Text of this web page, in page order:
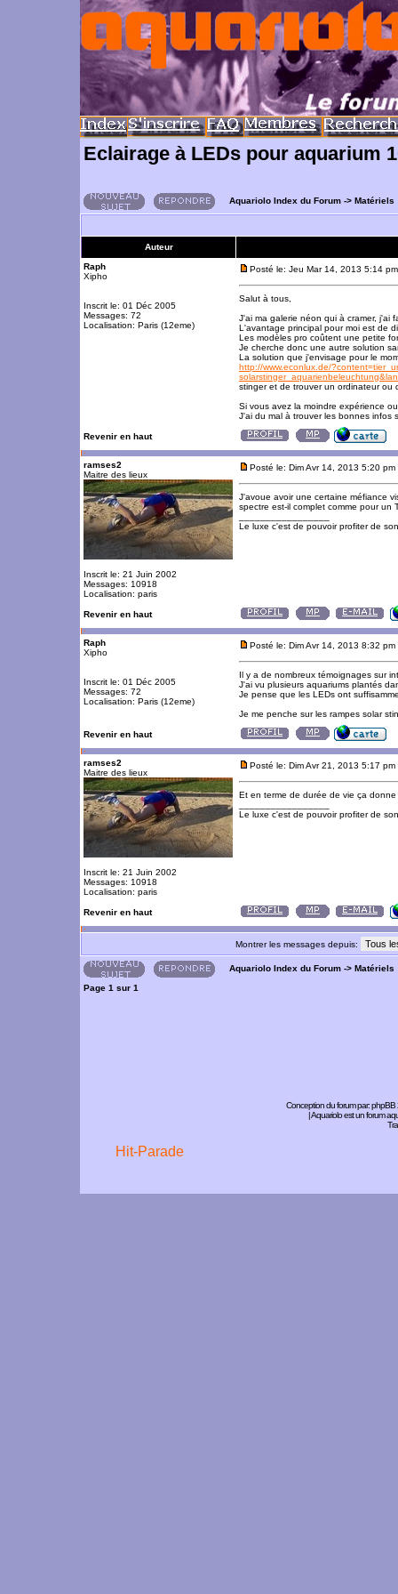
Eclairage à LEDs pour aquarium
Aquariolo Index du Forum -> Matériels
Auteur
Raph
Xipho
Inscrit le: 01 Déc 2005
Messages: 72
Localisation: Paris (12eme)
Posté le: Jeu Mar 14, 2013 5:14 pm
Salut à tous,
J'ai ma galerie néon qui à cramer, j'ai
L'avantage principal pour moi est de
Les modèles pro coûtent une petite
Je cherche donc une autre solution
La solution que j'envisage pour le
http://www.econlux.de/
stinger et de trouver un ordinateur ou
Si vous avez la moindre expérience
J'ai du mal à trouver les bonnes infos
Revenir en haut
ramses2
Maitre des lieux
Inscrit le: 21 Juin 2002
Messages: 10918
Localisation: paris
Posté le: Dim Avr 14, 2013 5:20 pm
J'avoue avoir une certaine méfiance
spectre est-il complet comme pour un
Le luxe c'est de pouvoir profiter de
Revenir en haut
Raph
Xipho
Inscrit le: 01 Déc 2005
Messages: 72
Localisation: Paris (12eme)
Posté le: Dim Avr 14, 2013 8:32 pm
Il y a de nombreux témoignages sur
J'ai vu plusieurs aquariums plantés
Je pense que les LEDs ont
Je me penche sur les rampes solar
Revenir en haut
ramses2
Maitre des lieux
Inscrit le: 21 Juin 2002
Messages: 10918
Localisation: paris
Posté le: Dim Avr 21, 2013 5:17 pm
Et en terme de durée de vie ça
Le luxe c'est de pouvoir profiter de
Revenir en haut
Montrer les messages depuis:
Aquariolo Index du Forum -> Matériels
Page 1 sur 1
Conception du forum par:phpBB
| Aquariolo est un forum